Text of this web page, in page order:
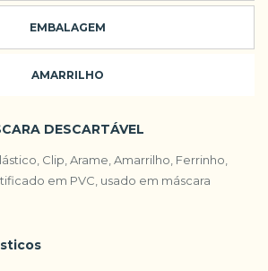
EMBALAGEM
AMARRILHO
DESCARTÁVEL
Clip, Arame, Amarrilho, Ferrinho,
em PVC, usado em máscara